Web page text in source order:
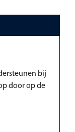
bij
door op de